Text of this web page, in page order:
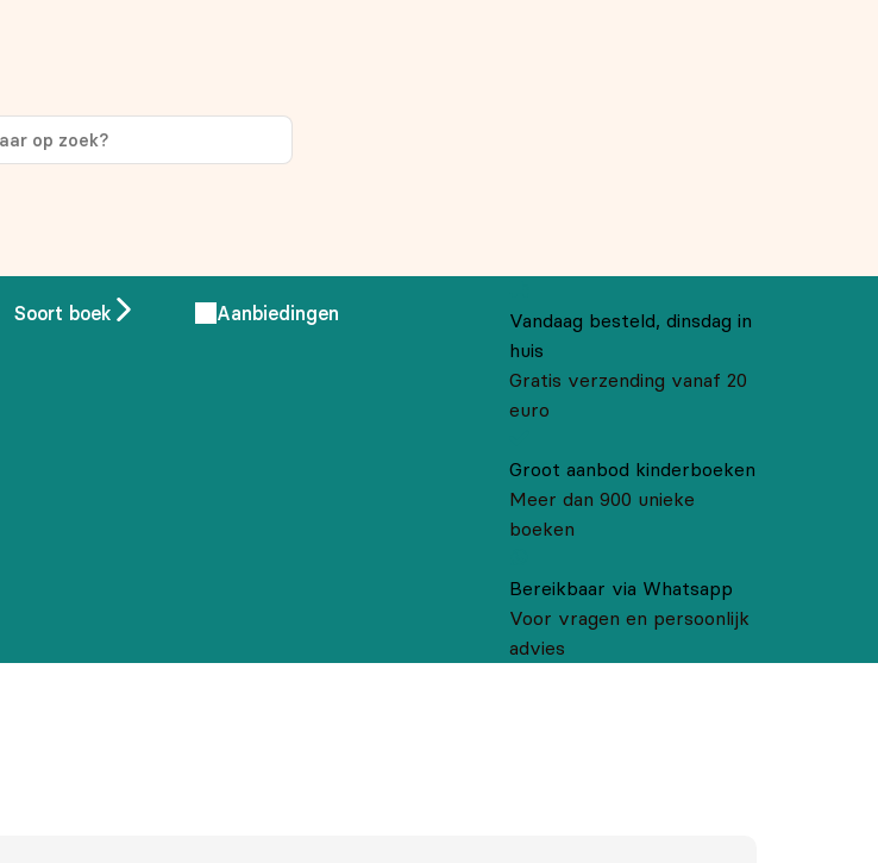
Soort boek Aanbiedingen
Vandaag besteld, dinsdag in
huis
Gratis verzending vanaf 20
euro
Groot aanbod kinderboeken
Meer dan 900 unieke
boeken
Bereikbaar via Whatsapp
Voor vragen en persoonlijk
advies